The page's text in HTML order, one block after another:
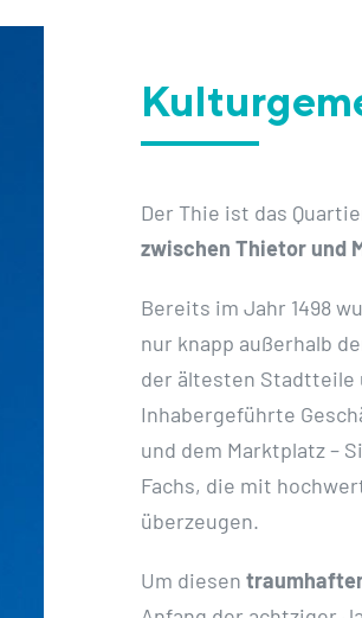
Der Thie ist das
zwischen Thietor und
Bereits im Jahr 1498
nur knapp außerhalb
der ältesten Stadtteile
Inhabergeführte
und dem Marktplatz –
Fachs, die mit
überzeugen.
Um diesen